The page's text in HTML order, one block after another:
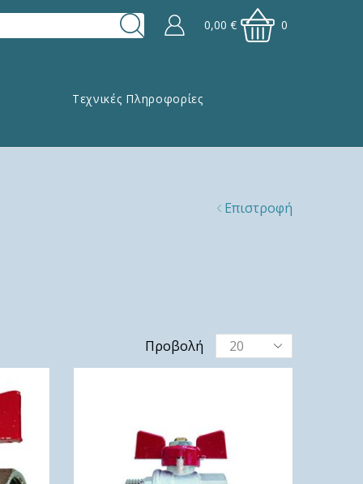
0,00€ 0
Τεχνικές Πληροφορίες
Επιστροφή
Προβολή